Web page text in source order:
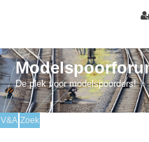
De plek voor modelspoorders!
V&A Zoek